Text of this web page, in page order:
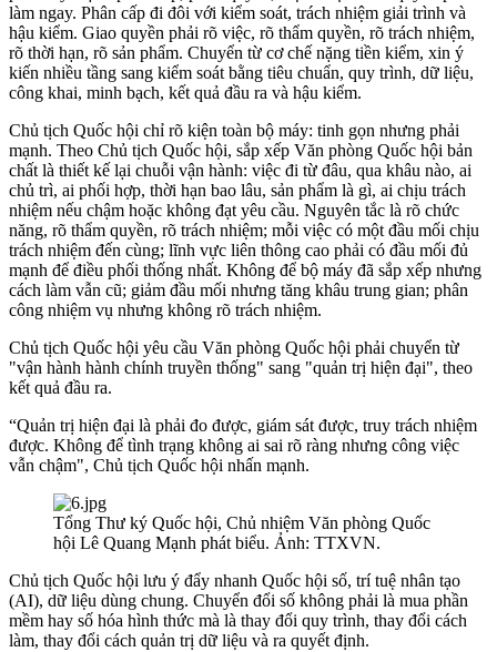
làm ngay. Phân cấp đi đôi với kiểm soát, trách nhiệm giải trình và
hậu kiểm. Giao quyền phải rõ việc, rõ thẩm quyền, rõ trách nhiệm,
rõ thời hạn, rõ sản phẩm. Chuyển từ cơ chế nặng tiền kiểm, xin ý
kiến nhiều tầng sang kiểm soát bằng tiêu chuẩn, quy trình, dữ liệu,
công khai, minh bạch, kết quả đầu ra và hậu kiểm.
Chủ tịch Quốc hội chỉ rõ kiện toàn bộ máy: tinh gọn nhưng phải
mạnh. Theo Chủ tịch Quốc hội, sắp xếp Văn phòng Quốc hội bản
chất là thiết kế lại chuỗi vận hành: việc đi từ đâu, qua khâu nào, ai
chủ trì, ai phối hợp, thời hạn bao lâu, sản phẩm là gì, ai chịu trách
nhiệm nếu chậm hoặc không đạt yêu cầu. Nguyên tắc là rõ chức
năng, rõ thẩm quyền, rõ trách nhiệm; mỗi việc có một đầu mối chịu
trách nhiệm đến cùng; lĩnh vực liên thông cao phải có đầu mối đủ
mạnh để điều phối thống nhất. Không để bộ máy đã sắp xếp nhưng
cách làm vẫn cũ; giảm đầu mối nhưng tăng khâu trung gian; phân
công nhiệm vụ nhưng không rõ trách nhiệm.
Chủ tịch Quốc hội yêu cầu Văn phòng Quốc hội phải chuyển từ
"vận hành hành chính truyền thống" sang "quản trị hiện đại", theo
kết quả đầu ra.
“Quản trị hiện đại là phải đo được, giám sát được, truy trách nhiệm
được. Không để tình trạng không ai sai rõ ràng nhưng công việc
vẫn chậm", Chủ tịch Quốc hội nhấn mạnh.
Tổng Thư ký Quốc hội, Chủ nhiệm Văn phòng Quốc
hội Lê Quang Mạnh phát biểu. Ảnh: TTXVN.
Chủ tịch Quốc hội lưu ý đẩy nhanh Quốc hội số, trí tuệ nhân tạo
(AI), dữ liệu dùng chung. Chuyển đổi số không phải là mua phần
mềm hay số hóa hình thức mà là thay đổi quy trình, thay đổi cách
làm, thay đổi cách quản trị dữ liệu và ra quyết định.